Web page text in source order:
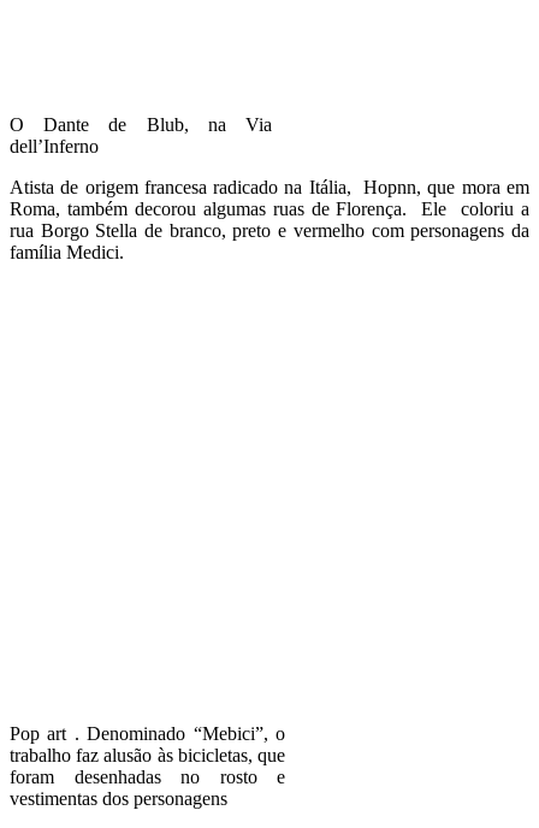
O Dante de Blub, na Via
dell’Inferno
Atista de origem francesa radicado na Itália, Hopnn, que mora em
Roma, também decorou algumas ruas de Florença. Ele coloriu a
rua Borgo Stella de branco, preto e vermelho com personagens da
família Medici.
Pop art . Denominado “Mebici”, o
trabalho faz alusão às bicicletas, que
foram desenhadas no rosto e
vestimentas dos personagens